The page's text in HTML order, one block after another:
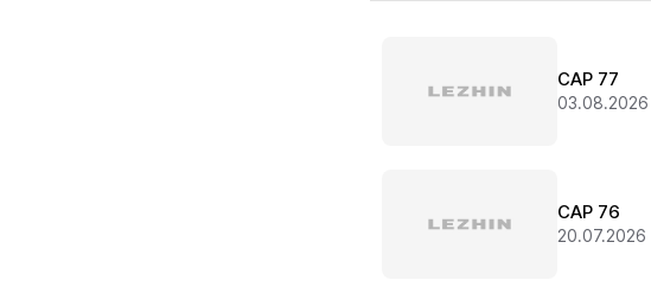
CAP 77
03.08.2026
CAP 76
20.07.2026